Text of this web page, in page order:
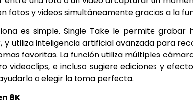
fotos y videos simultáneamente gracias a la
es simple. Single Take le permite grabar
y utiliza inteligencia artificial avanzada para
favoritas. La función utiliza múltiples
videoclips, e incluso sugiere ediciones y
a elegir la toma perfecta.
8K